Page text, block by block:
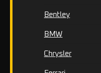
Bentley
BMW
Chrysler